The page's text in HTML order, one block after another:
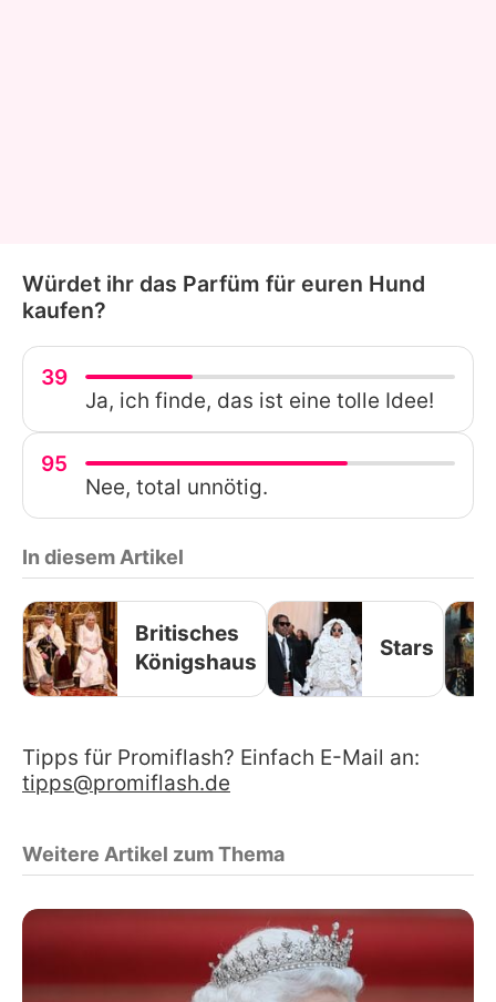
Würdet ihr das Parfüm für euren Hund
kaufen?
39
Ja, ich finde, das ist eine tolle Idee!
95
Nee, total unnötig.
In diesem Artikel
Britisches
Königshaus
Stars
Tipps für Promiflash? Einfach E-Mail an:
tipps@promiflash.de
Weitere Artikel zum Thema